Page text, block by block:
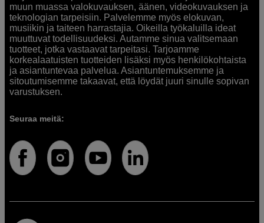
muun muassa valokuvauksen, äänen, videokuvauksen ja
teknologian tarpeisiin. Palvelemme myös elokuvan,
musiikin ja taiteen harrastajia. Oikeilla työkaluilla ideat
muuttuvat todellisuudeksi. Autamme sinua valitsemaan
tuotteet, jotka vastaavat tarpeitasi. Tarjoamme
korkealaatuisten tuotteiden lisäksi myös henkilökohtaista
ja asiantuntevaa palvelua. Asiantuntemuksemme ja
sitoutumisemme takaavat, että löydät juuri sinulle sopivan
varustuksen.
Seuraa meitä: